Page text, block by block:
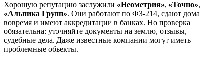
Хорошую репутацию заслужили «Неометрия», «Точно»,
«Альпика Групп». Они работают по ФЗ-214, сдают дома
вовремя и имеют аккредитации в банках. Но проверка
обязательна: уточняйте документы на землю, отзывы,
судебные дела. Даже известные компании могут иметь
проблемные объекты.